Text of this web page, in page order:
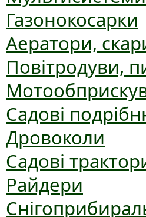
Газонокосарки
Аератори,
Повітродуви,
Садові
Дровоколи
Садові
Райдери